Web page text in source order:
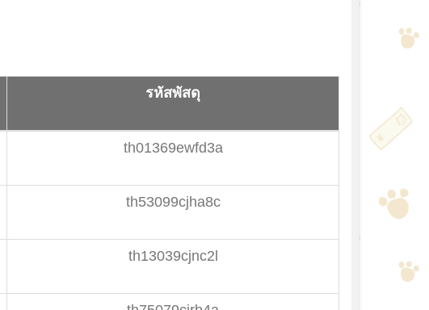
รหัสพัสดุ
th01369ewfd3a
th53099cjha8c
th13039cjnc2l